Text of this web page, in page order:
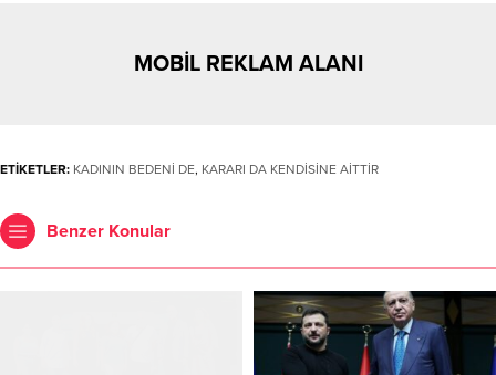
MOBİL REKLAM ALANI
ETİKETLER: KADININ BEDENİ DE, KARARI DA KENDİSİNE AİTTİR
Benzer Konular